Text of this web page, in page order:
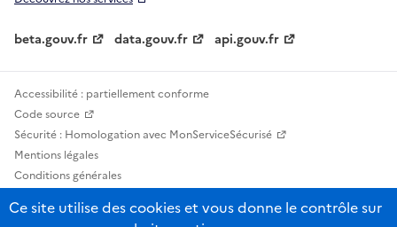
beta.gouv.fr data.gouv.fr api.gouv.fr
Accessibilité : partiellement conforme
Code source
Sécurité : Homologation avec MonServiceSécurisé
Mentions légales
Conditions générales
Statistiques, lexiques et indicateurs
Ce site utilise des cookies et vous donne le contrôle sur